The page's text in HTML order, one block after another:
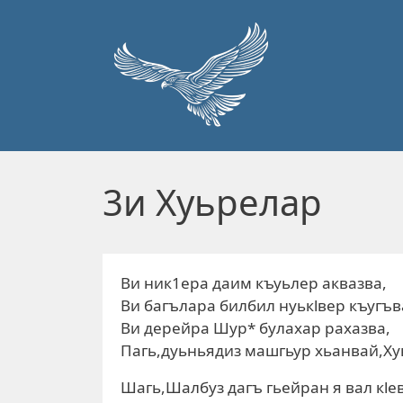
3и Хуьрелар
Ви ник1ера даим къуьлер аквазва,
Ви багълара билбил нуькlвер
Ви дерейра Шур* булахар рахазва,
Пагь,дуьньядиз машгьур
Шагь,Шалбуз дагъ гьейран я вал